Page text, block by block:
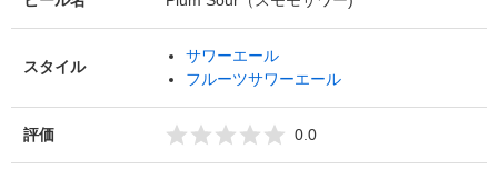
スタイル
サワーエール
フルーツサワーエール
評価 0.0